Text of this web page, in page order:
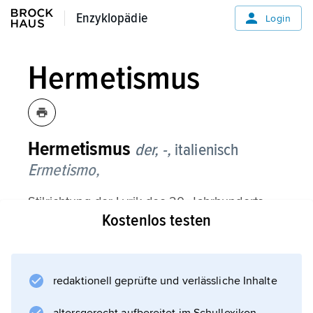
Enzyklopädie
Enzyklopädie Login
Hermetismus
Hermetismus der, -, italienisch
Ermetismo,
Stilrichtung der Lyrik des 20. Jahrhunderts,
besonders der 30er-Jahre, die in der Tradition
steht; zu den bekanntesten Vertretern zählen
Kostenlos testen
redaktionell geprüfte und verlässliche Inhalte